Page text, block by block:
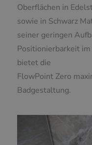
Oberflächen in
sowie in Schwarz
seiner geringen
Positionierbarkeit
bietet die
FlowPoint Zero
Badgestaltung.